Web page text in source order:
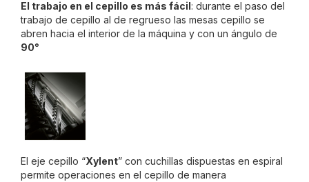
El trabajo en el cepillo es más fácil: durante el paso del
trabajo de cepillo al de regrueso las mesas cepillo se
abren hacia el interior de la máquina y con un ángulo de
90°
El eje cepillo “Xylent” con cuchillas dispuestas en espiral
permite operaciones en el cepillo de manera